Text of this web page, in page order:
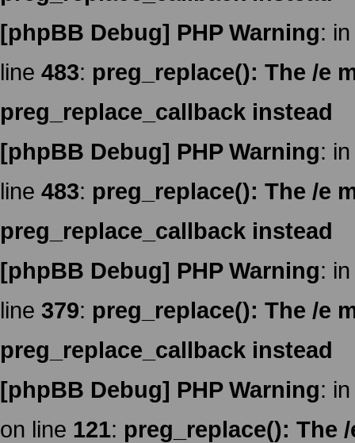
[phpBB Debug] PHP Warning:
line 483: preg_replace(): The /e
preg_replace_callback instead
[phpBB Debug] PHP Warning:
line 483: preg_replace(): The /e
preg_replace_callback instead
[phpBB Debug] PHP Warning:
line 379: preg_replace(): The /e
preg_replace_callback instead
[phpBB Debug] PHP Warning:
on line 121: preg_replace(): The